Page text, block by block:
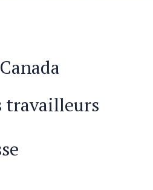
travailleurs